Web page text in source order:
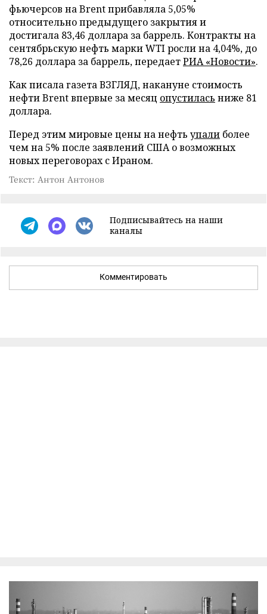
фьючерсов на Brent прибавляла 5,05%
относительно предыдущего закрытия и
достигала 83,46 доллара за баррель. Контракты на
сентябрьскую нефть марки WTI росли на 4,04%, до
78,26 доллара за баррель, передаетРИА «Новости».
Как писала газета ВЗГЛЯД, накануне стоимость
нефти Brent впервые за месяц опустилась ниже 81
доллара.
Перед этим мировые цены на нефть упали более
чем на 5% после заявлений США о возможных
новых переговорах с Ираном.
Текст: Антон Антонов
Подписывайтесь на наши
каналы
Комментировать